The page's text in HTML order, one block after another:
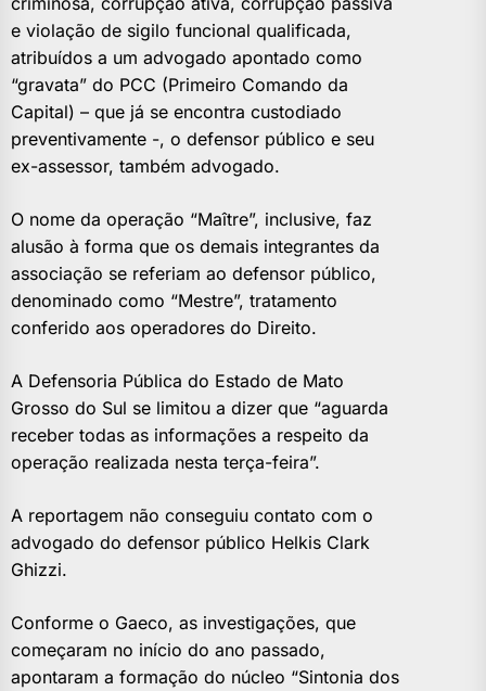
e violação de sigilo funcional qualificada,
atribuídos a um advogado apontado como
“gravata” do PCC (Primeiro Comando da
Capital) – que já se encontra custodiado
preventivamente -, o defensor público e seu
ex-assessor, também advogado.
O nome da operação “Maître”, inclusive, faz
alusão à forma que os demais integrantes da
associação se referiam ao defensor público,
denominado como “Mestre”, tratamento
conferido aos operadores do Direito.
A Defensoria Pública do Estado de Mato
Grosso do Sul se limitou a dizer que “aguarda
receber todas as informações a respeito da
operação realizada nesta terça-feira”.
A reportagem não conseguiu contato com o
advogado do defensor público Helkis Clark
Ghizzi.
Conforme o Gaeco, as investigações, que
começaram no início do ano passado,
apontaram a formação do núcleo “Sintonia dos